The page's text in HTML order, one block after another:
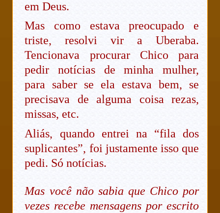
em Deus.
Mas como estava preocupado e
triste, resolvi vir a Uberaba.
Tencionava procurar Chico para
pedir notícias de minha mulher,
para saber se ela estava bem, se
precisava de alguma coisa rezas,
missas, etc.
Aliás, quando entrei na “fila dos
suplicantes”, foi justamente isso que
pedi. Só notícias.
Mas você não sabia que Chico por
vezes recebe mensagens por escrito